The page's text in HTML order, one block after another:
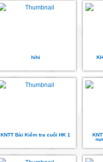
hihi
KNTT Bài Kiểm tra cuối HK 1